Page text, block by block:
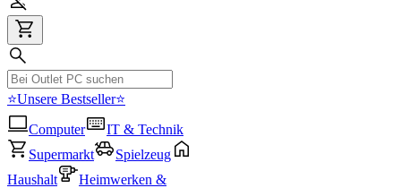
⭐Unsere Bestseller⭐
Computer
IT & Technik
Supermarkt
Spielzeug
Haushalt
Heimwerken &